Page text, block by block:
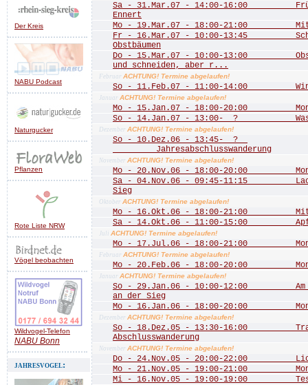
Der Kreis
NABU Podcast
Naturgucker
Pflanzen
Rote Liste NRW
Vögel beobachten
Wildvogel-Telefon
NABU Bonn
jahresvogel:
Sa - 31.Mar.07 - 14:00-16:00
Ennert
Mo - 19.Mar.07 - 18:00-21:00
Fr - 16.Mar.07 - 10:00-13:45
Obstbäumen
Do - 15.Mar.07 - 10:00-13:00
und schneiden, aber r...
Februar ACHTUNG! Termine abgelaufen!
So - 11.Feb.07 - 11:00-14:00
Januar ACHTUNG! Termine abgelaufen!
Mo - 15.Jan.07 - 18:00-20:00
So - 14.Jan.07 - 13:00- ?
Dezember ACHTUNG! Termine abgelaufen!
So - 10.Dez.06 - 13:45- ?
Jahresabschlusswanderung
November ACHTUNG! Termine abgelaufen!
Mo - 20.Nov.06 - 18:00-20:00
Sa - 04.Nov.06 - 09:45-11:15
Sieg
Oktober ACHTUNG! Termine abgelaufen!
Mo - 16.Okt.06 - 18:00-21:00
Sa - 14.Okt.06 - 11:00-15:00
Juli ACHTUNG! Termine abgelaufen!
Mo - 17.Jul.06 - 18:00-21:00
Februar ACHTUNG! Termine abgelaufen!
Mo - 20.Feb.06 - 18:00-20:00
Januar ACHTUNG! Termine abgelaufen!
So - 29.Jan.06 - 10:00-12:00 Am
an der Sieg
Mo - 16.Jan.06 - 18:00-20:00
Dezember ACHTUNG! Termine abgelaufen!
So - 18.Dez.05 - 13:30-16:00
Abschlusswanderung
November ACHTUNG! Termine abgelaufen!
Do - 24.Nov.05 - 20:00-22:00
Mo - 21.Nov.05 - 19:00-21:00
Mi - 16.Nov.05 - 19:00-19:00